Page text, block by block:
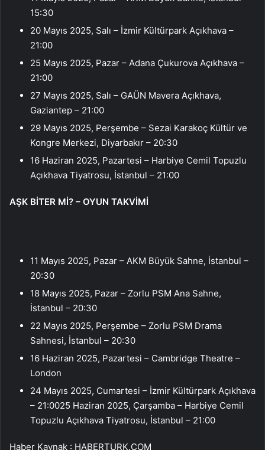
15:30
20 Mayıs 2025, Salı – İzmir Kültürpark Açıkhava –
21:00
25 Mayıs 2025, Pazar – Adana Çukurova Açıkhava –
21:00
27 Mayıs 2025, Salı – GAÜN Mavera Açıkhava,
Gaziantep – 21:00
29 Mayıs 2025, Perşembe – Sezai Karakoç Kültür ve
Kongre Merkezi, Diyarbakır – 20:30
16 Haziran 2025, Pazartesi – Harbiye Cemil Topuzlu
Açıkhava Tiyatrosu, İstanbul – 21:00
AŞK BİTER Mİ? – OYUN TAKVİMİ
11 Mayıs 2025, Pazar – AKM Büyük Sahne, İstanbul –
20:30
18 Mayıs 2025, Pazar – Zorlu PSM Ana Sahne,
İstanbul – 20:30
22 Mayıs 2025, Perşembe – Zorlu PSM Drama
Sahnesi, İstanbul – 20:30
16 Haziran 2025, Pazartesi – Cambridge Theatre –
London
24 Mayıs 2025, Cumartesi – İzmir Kültürpark Açıkhava
– 21:0025 Haziran 2025, Çarşamba – Harbiye Cemil
Topuzlu Açıkhava Tiyatrosu, İstanbul – 21:00
Haber Kaynak : HABERTURK.COM